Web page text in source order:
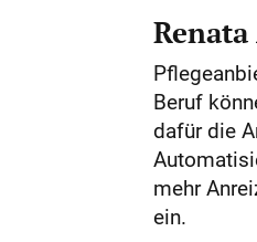
Beruf
dafür die
mehr
ein.